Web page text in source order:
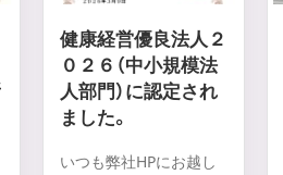
健康経営優良法人２
０２６（中小規模法
人部門）に認定され
ました。
いつも弊社HPにお越し